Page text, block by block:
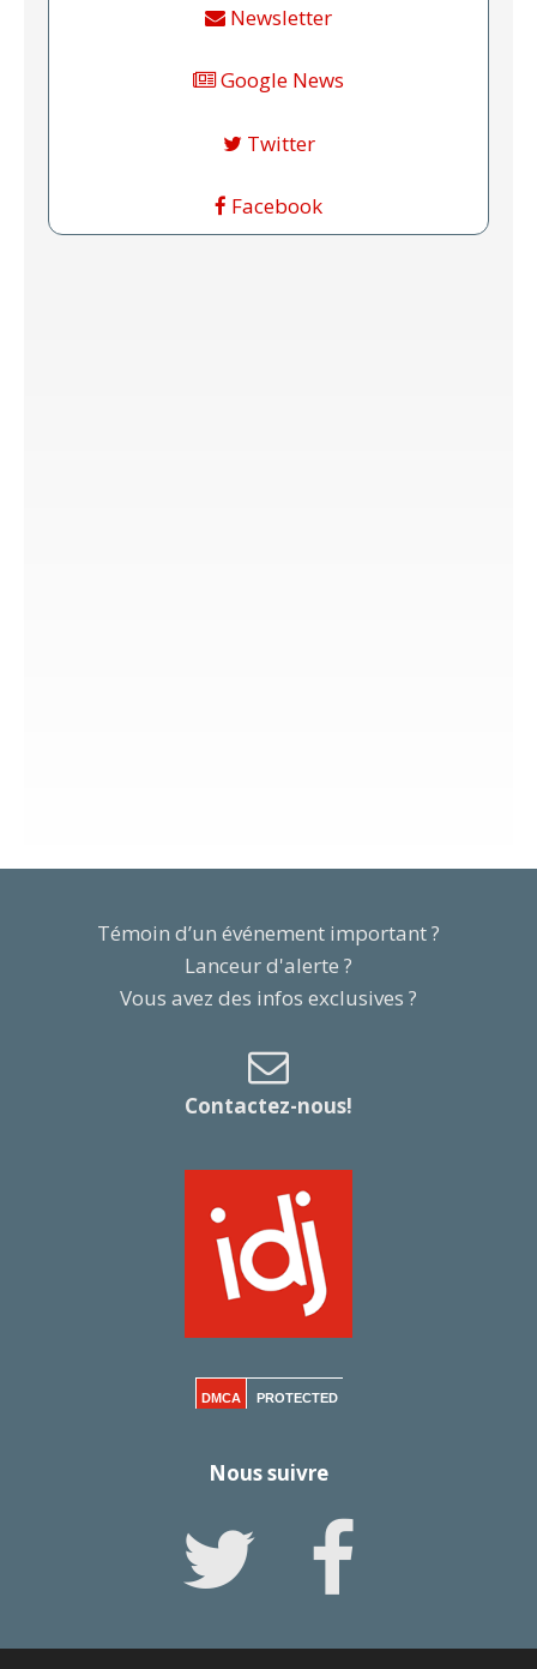
Newsletter
Google News
Twitter
Facebook
Témoin d’un événement important ?
Lanceur d'alerte ?
Vous avez des infos exclusives ?
Contactez-nous!
DMCA PROTECTED
Nous suivre